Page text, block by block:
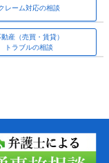
レーム対応の相談
産（売買・賃貸）
トラブルの相談